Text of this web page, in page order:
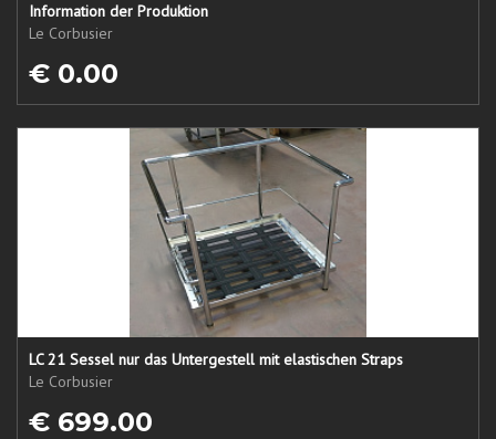
Information der Produktion
Le Corbusier
€ 0.00
LC 21 Sessel nur das Untergestell mit elastischen Straps
Le Corbusier
€ 699.00